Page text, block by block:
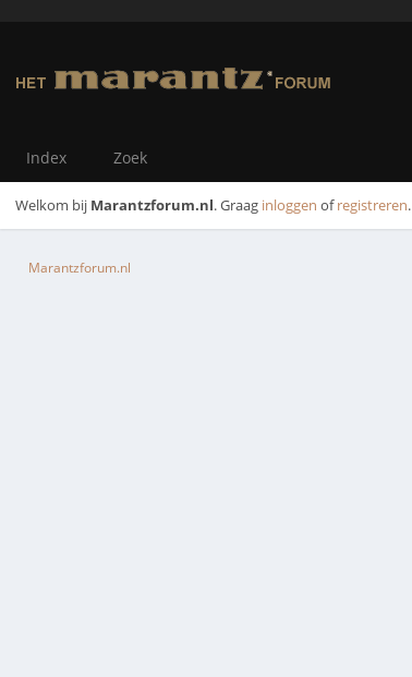
Index Zoek
Welkom bij Marantzforum.nl. Graag inloggen ofregistreren.
Marantzforum.nl